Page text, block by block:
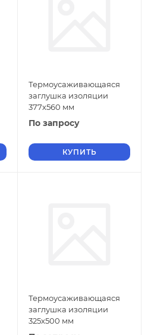
Термоусаживающаяся
заглушка изоляции
377х560 мм
По запросу
КУПИТЬ
Термоусаживающаяся
заглушка изоляции
325х500 мм